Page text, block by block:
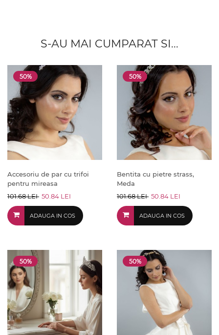
S-AU MAI CUMPARAT SI...
50%
Accesoriu de par cu trifoi
pentru mireasa
101.68 LEI 50.84 LEI
ADAUGA IN COS
50%
Bentita cu pietre strass,
Meda
101.68 LEI 50.84 LEI
ADAUGA IN COS
50% 50%